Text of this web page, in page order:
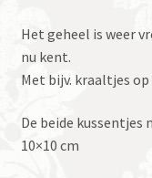
Het geheel is weer
nu kent.
Met bijv. kraaltjes
De beide
10×10 cm